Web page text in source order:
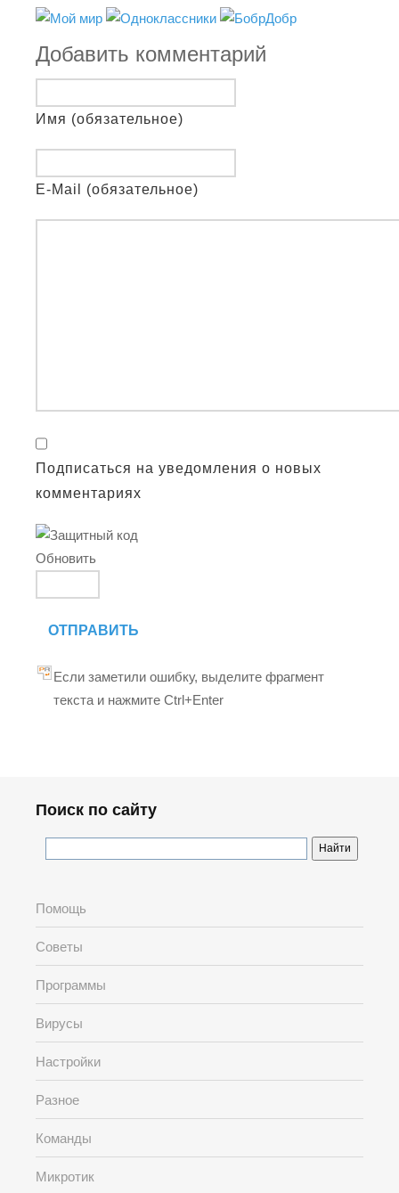
Добавить комментарий
Имя (обязательное)
E-Mail (обязательное)
Подписаться на уведомления о новых
комментариях
Обновить
ОТПРАВИТЬ
Если заметили ошибку, выделите фрагмент
текста и нажмите Ctrl+Enter
Поиск по сайту
Помощь
Советы
Программы
Вирусы
Настройки
Разное
Команды
Микротик